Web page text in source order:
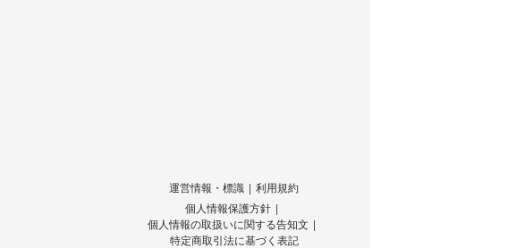
運営情報・標識
利用規約
個人情報保護方針
個人情報の取扱いに関する告知文
特定商取引法に基づく表記